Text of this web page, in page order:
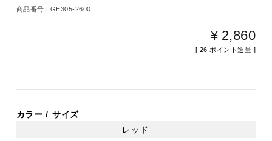
商品番号 LGE305-2600
¥ 2,860
[ 26 ポイント進呈 ]
カラー サイズ
レッド